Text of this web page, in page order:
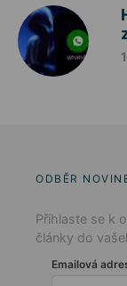
ODBĚR
Přihlaste se k
články do
Emailová